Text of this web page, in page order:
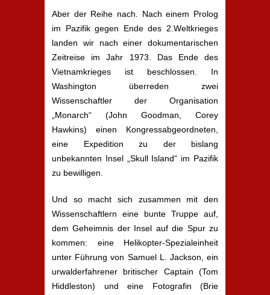
Aber der Reihe nach. Nach einem Prolog
im Pazifik gegen Ende des 2.Weltkrieges
landen wir nach einer dokumentarischen
Zeitreise im Jahr 1973. Das Ende des
Vietnamkrieges ist beschlossen. In
Washington überreden zwei
Wissenschaftler der Organisation
„Monarch“ (John Goodman, Corey
Hawkins) einen Kongressabgeordneten,
eine Expedition zu der bislang
unbekannten Insel „Skull Island“ im Pazifik
zu bewilligen.
Und so macht sich zusammen mit den
Wissenschaftlern eine bunte Truppe auf,
dem Geheimnis der Insel auf die Spur zu
kommen: eine Helikopter-Spezialeinheit
unter Führung von Samuel L. Jackson, ein
urwalderfahrener britischer Captain (Tom
Hiddleston) und eine Fotografin (Brie